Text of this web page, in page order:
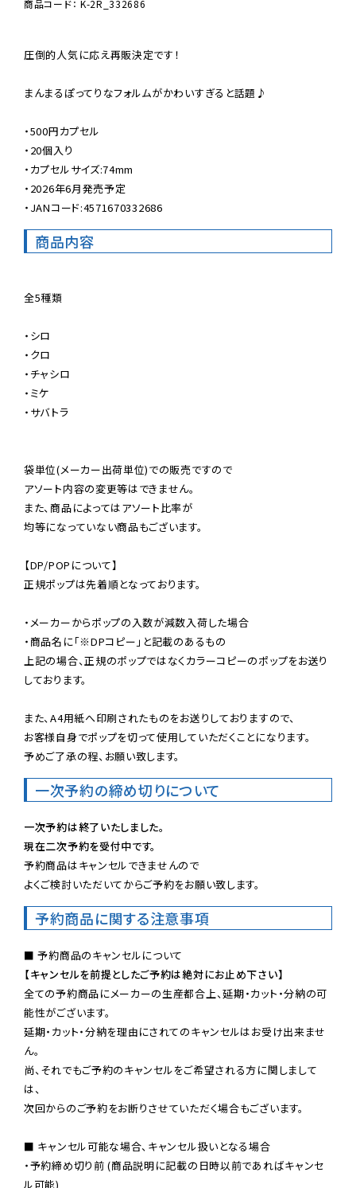
商品コード： K-2R_332686
圧倒的人気に応え再販決定です！
まんまるぽってりなフォルムがかわいすぎると話題♪
・500円カプセル
・20個入り
・カプセルサイズ:74mm
・2026年6月発売予定
・JANコード:4571670332686
商品内容
全5種類
・シロ
・クロ
・チャシロ
・ミケ
・サバトラ
袋単位(メーカー出荷単位)での販売ですので
アソート内容の変更等はできません。
また、商品によってはアソート比率が
均等になっていない商品もございます。
【DP/POPについて】
正規ポップは先着順となっております。
・メーカーからポップの入数が減数入荷した場合
・商品名に「※DPコピー」と記載のあるもの
上記の場合、正規のポップではなくカラーコピーのポップをお送り
しております。
また、A4用紙へ印刷されたものをお送りしておりますので、
お客様自身でポップを切って使用していただくことになります。
予めご了承の程、お願い致します。
一次予約の締め切りについて
一次予約は終了いたしました。
現在二次予約を受付中です。
予約商品はキャンセルできませんので
よくご検討いただいてからご予約をお願い致します。
予約商品に関する注意事項
【キャンセルを前提としたご予約は絶対にお止め下さい】
全ての予約商品にメーカーの生産都合上、延期・カット・分納の可
能性がございます。
延期・カット・分納を理由にされてのキャンセルはお受け出来ませ
ん。
尚、それでもご予約のキャンセルをご希望される方に関しまして
は、
次回からのご予約をお断りさせていただく場合もございます。
■ キャンセル可能な場合、キャンセル扱いとなる場合
・予約締め切り前 (商品説明に記載の日時以前であればキャンセ
ル可能)